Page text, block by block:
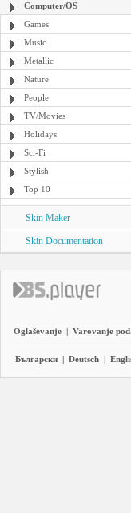
Computer/OS
Games
Music
Metallic
Nature
People
TV/Movies
Holidays
Sci-Fi
Stylish
Top 10
Skin Maker
Skin Documentation
Oglaševanje | Varovanje
Български | Deutsch |